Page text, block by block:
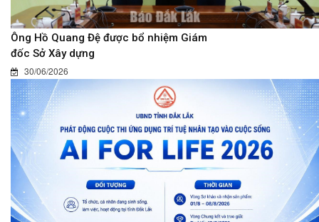
Ông Hồ Quang Đệ được bổ nhiệm Giám
đốc Sở Xây dựng
30/06/2026